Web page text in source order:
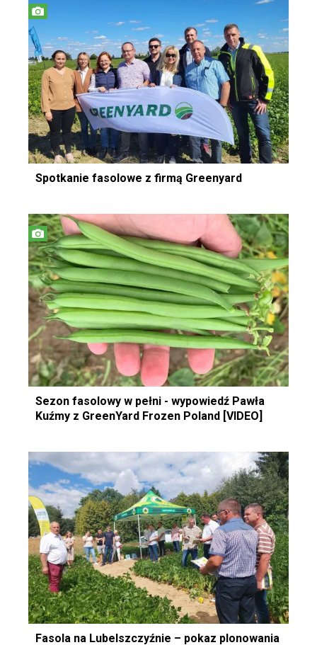
Spotkanie fasolowe z firmą Greenyard
Sezon fasolowy w pełni - wypowiedź Pawła
Kuźmy z GreenYard Frozen Poland [VIDEO]
Fasola na Lubelszczyźnie – pokaz plonowania